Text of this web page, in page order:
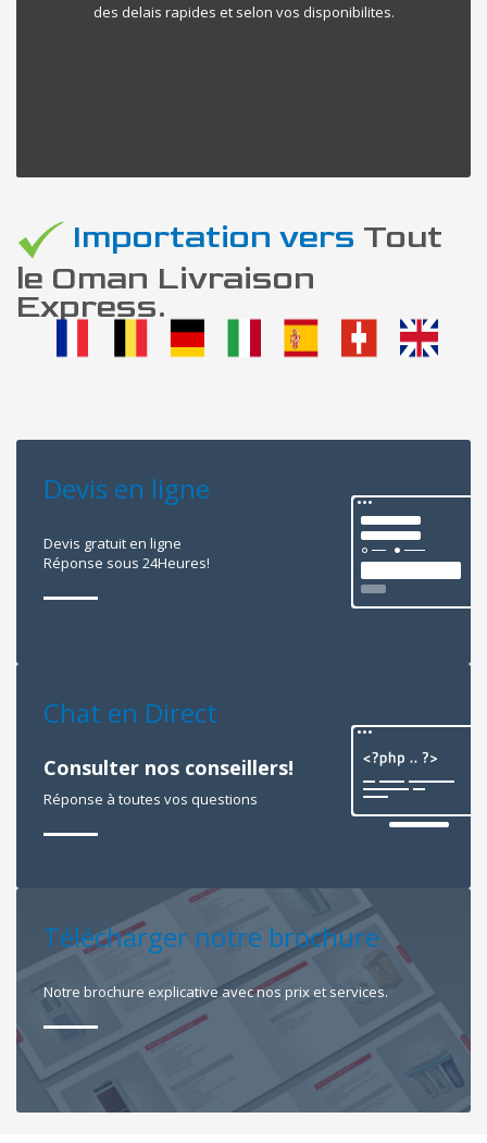
des delais rapides et selon vos disponibilites.
Importation vers Tout
le Oman Livraison
Express.
Devis en ligne
Devis gratuit en ligne
Réponse sous 24Heures!
Chat en Direct
Consulter nos conseillers!
Réponse à toutes vos questions
Télécharger notre brochure
Notre brochure explicative avec nos prix et services.